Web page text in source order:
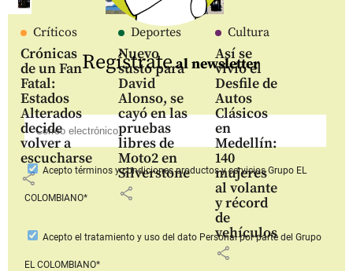
Críticos
Crónicas
de un Fan
Fatal:
Estados
Alterados
decide
volver a
escucharse
share
Deportes
Nuevo
susto para
David
Alonso, se
cayó en las
pruebas
libres de
Moto2 en
Silverstone
share
Cultura
Así se
vivió el
Desfile de
Autos
Clásicos
en
Medellín:
140
mujeres
al volante
y récord
de
vehículos
share
Regístrateal newsletter
Aceptotérminos y condiciones productos y serviciosGrupo EL
COLOMBIANO*
Acepto el tratamiento y uso del dato Personalpor parte del Grupo
EL COLOMBIANO*